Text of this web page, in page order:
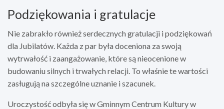
Podziękowania i gratulacje
Nie zabrakło również serdecznych gratulacji i podziękowań
dla Jubilatów. Każda z par była doceniona za swoją
wytrwałość i zaangażowanie, które są nieocenione w
budowaniu silnych i trwałych relacji. To właśnie te wartości
zasługują na szczególne uznanie i szacunek.
Uroczystość odbyła się w Gminnym Centrum Kultury w